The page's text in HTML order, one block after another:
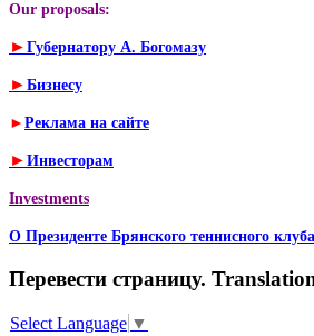
Our proposals:
► Губернатору А. Богомазу
► Бизнесу
► Реклама на сайте
► Инвесторам
Investments
О Президенте Брянского теннисного клуба
Перевести страницу.
Select Language ▼